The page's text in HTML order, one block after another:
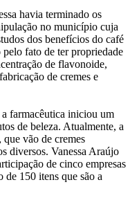
havia terminado os
no município cuja
dos benefícios do café
fato de ter propriedade
de flavonoide,
de cremes e
farmacêutica iniciou um
de beleza. Atualmente, a
vão de cremes
diversos. Vanessa Araújo
de cinco empresas
de 150 itens que são a